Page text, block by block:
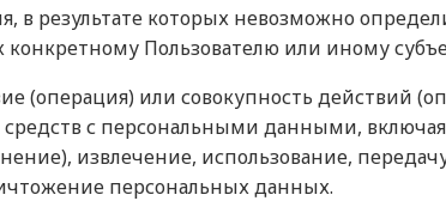
результате которых невозможно
Пользователю или иному
(операция) или совокупность действий
с персональными данными,
извлечение, использование,
персональных данных.